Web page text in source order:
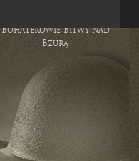
Bohaterowie Bitwy nad
Bzurą